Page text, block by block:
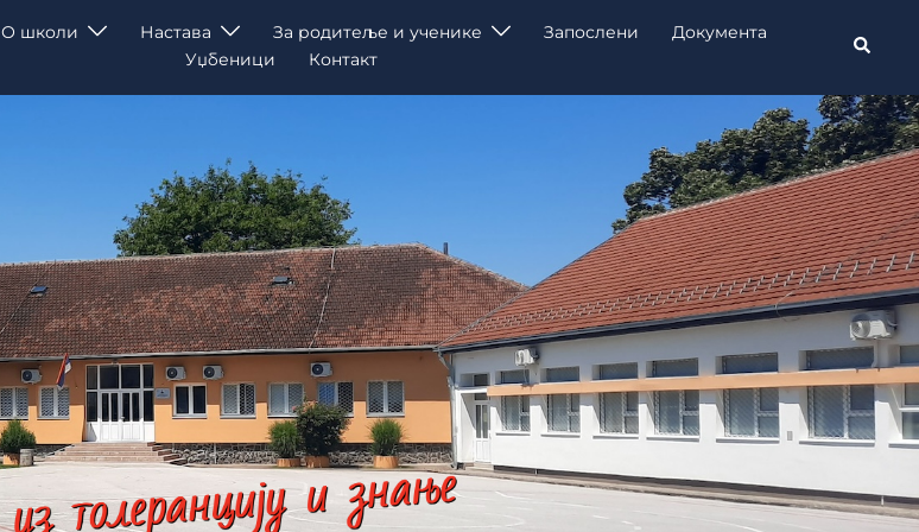
О школи Настава За родитеље и ученике Запослени
Документа
Уџбеници
Контакт